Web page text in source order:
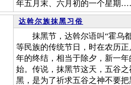
年五月末、六月初的一个星期
达斡尔族抹黑习俗
抹黑节，达斡尔语叫“霍乌都
等民族的传统节日，时在农历
年的终结，相当于除夕，新一
始。传说，抹黑节这天，五谷
黑，是为了祈求五谷之神不要